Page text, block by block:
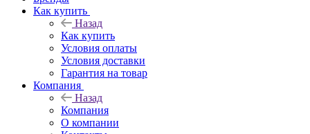
Как купить
Назад
Как купить
Условия оплаты
Условия доставки
Гарантия на товар
Компания
Назад
Компания
О компании